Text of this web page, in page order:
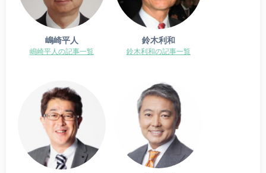
嶋崎平人
嶋崎平人の記事一覧
鈴木利和
鈴木利和の記事一覧